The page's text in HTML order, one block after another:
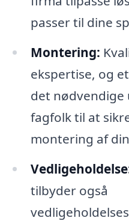
passer til dine
Montering:
ekspertise, og
det
fagfolk til at
montering af
tilbyder også